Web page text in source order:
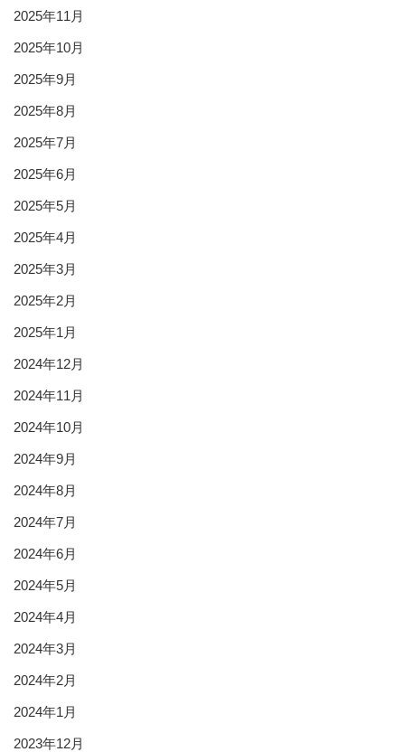
2025年11月
2025年10月
2025年9月
2025年8月
2025年7月
2025年6月
2025年5月
2025年4月
2025年3月
2025年2月
2025年1月
2024年12月
2024年11月
2024年10月
2024年9月
2024年8月
2024年7月
2024年6月
2024年5月
2024年4月
2024年3月
2024年2月
2024年1月
2023年12月